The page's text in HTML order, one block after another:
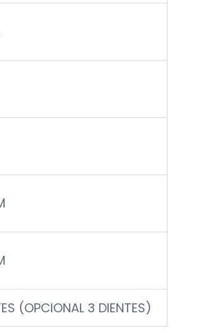
(OPCIONAL 3 DIENTES)